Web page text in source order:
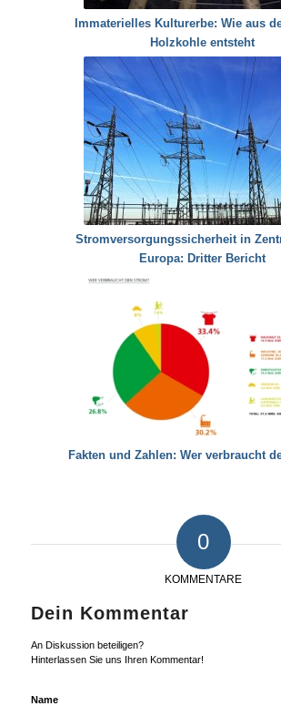
Immaterielles Kulturerbe: Wie aus
Holzkohle entsteht
Stromversorgungssicherheit in
Europa: Dritter Bericht
Fakten und Zahlen: Wer verbraucht
0
KOMMENTARE
Dein Kommentar
An Diskussion beteiligen?
Hinterlassen Sie uns Ihren Kommentar!
Name